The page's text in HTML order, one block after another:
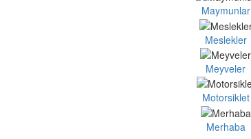
Maymunlar
Meslekler
Meyveler
Motorsiklet
Merhaba